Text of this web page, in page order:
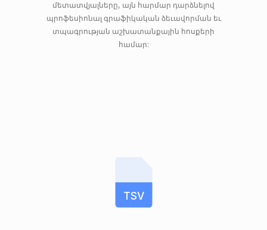
մետատվյալները, այն հարմար դարձնելով
պրոֆեսիոնալ գրաֆիկական ձեւավորման եւ
տպագրության աշխատանքային հոսքերի
համար:
TSV